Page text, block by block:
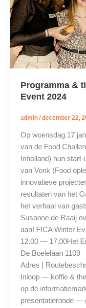
Programma &
Event 2024
admin /december 22,
Op woensdag 17
van de Food
Inholland) hun
van Vonk (Food
innovatieve
resultaten van het
het verhaal van
Susanne de Raaij
aan! FICA Winter
12.00 — 17.00Het
De Boelelaan 1109
Adres |
Inloop — koffie &
op de
presentatieronde —